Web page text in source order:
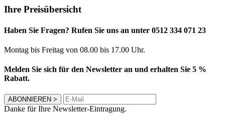
Ihre Preisübersicht
Haben Sie Fragen? Rufen Sie uns an unter 0512 334 071 23
Montag bis Freitag von 08.00 bis 17.00 Uhr.
Melden Sie sich für den Newsletter an und erhalten Sie 5 %
Rabatt.
ABONNIEREN >
Danke für Ihre Newsletter-Eintragung.